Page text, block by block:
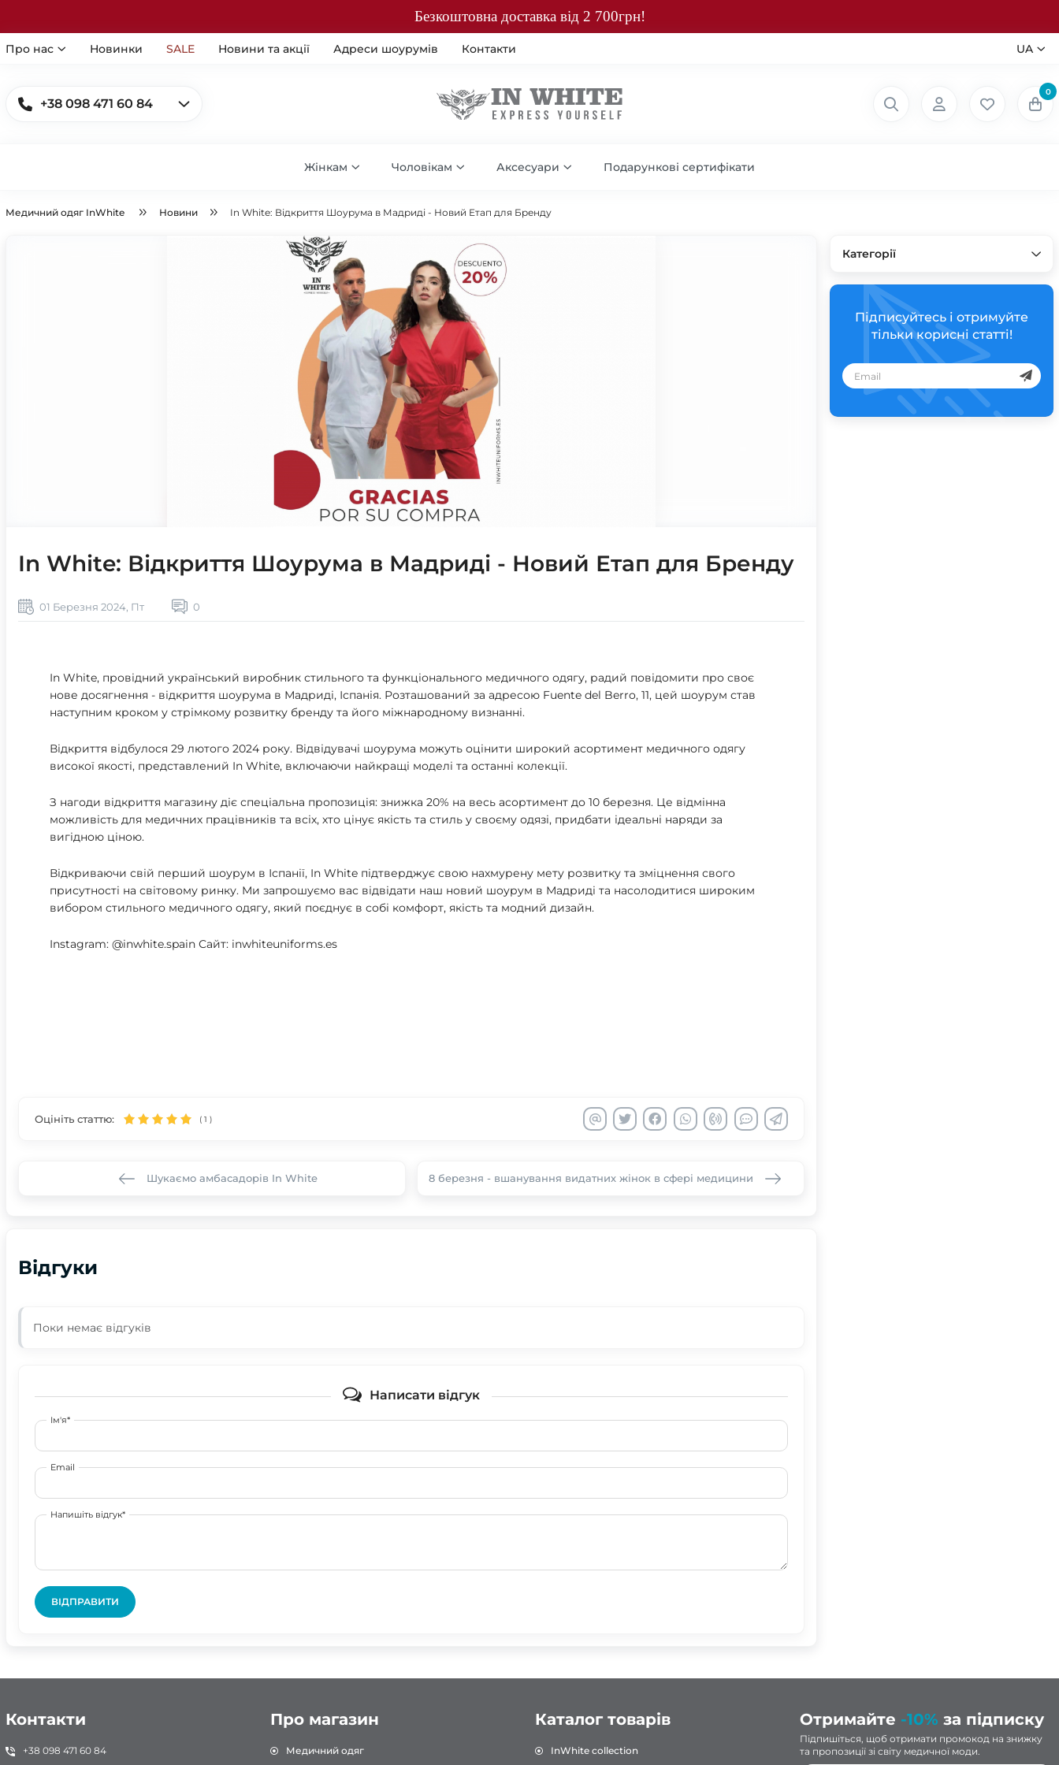
Безкоштовна доставка від 2 700грн!
Про нас Новинки SALE Новини та акції Адреси шоурумів Контакти UA
+38 098 471 60 84
0
Жінкам Чоловікам Аксесуари Подарункові сертифікати
Медичний одяг InWhite Новини In White: Відкриття Шоурума в Мадриді - Новий Етап для Бренду
Категорії
Підписуйтесь і отримуйте
тільки корисні статті!
In White: Відкриття Шоурума в Мадриді - Новий Етап для Бренду
01 Березня 2024, Пт 0
In White, провідний український виробник стильного та функціонального медичного одягу, радий повідомити про своє
нове досягнення - відкриття шоурума в Мадриді, Іспанія. Розташований за адресою Fuente del Berro, 11, цей шоурум став
наступним кроком у стрімкому розвитку бренду та його міжнародному визнанні.
Відкриття відбулося 29 лютого 2024 року. Відвідувачі шоурума можуть оцінити широкий асортимент медичного одягу
високої якості, представлений In White, включаючи найкращі моделі та останні колекції.
З нагоди відкриття магазину діє спеціальна пропозиція: знижка 20% на весь асортимент до 10 березня. Це відмінна
можливість для медичних працівників та всіх, хто цінує якість та стиль у своєму одязі, придбати ідеальні наряди за
вигідною ціною.
Відкриваючи свій перший шоурум в Іспанії, In White підтверджує свою нахмурену мету розвитку та зміцнення свого
присутності на світовому ринку. Ми запрошуємо вас відвідати наш новий шоурум в Мадриді та насолодитися широким
вибором стильного медичного одягу, який поєднує в собі комфорт, якість та модний дизайн.
Instagram: @inwhite.spain Сайт: inwhiteuniforms.es
Оцініть статтю: ( 1 )
Шукаємо амбасадорів In White 8 березня - вшанування видатних жінок в сфері медицини
Відгуки
Поки немає відгуків
Написати відгук
Ім'я*
Email
Напишіть відгук*
ВІДПРАВИТИ
Контакти
+38 098 471 60 84
Про магазин
Медичний одяг
Каталог товарів
InWhite collection
Отримайте -10% за підписку
Підпишіться, щоб отримати промокод на знижку
та пропозиції зі світу медичної моди.